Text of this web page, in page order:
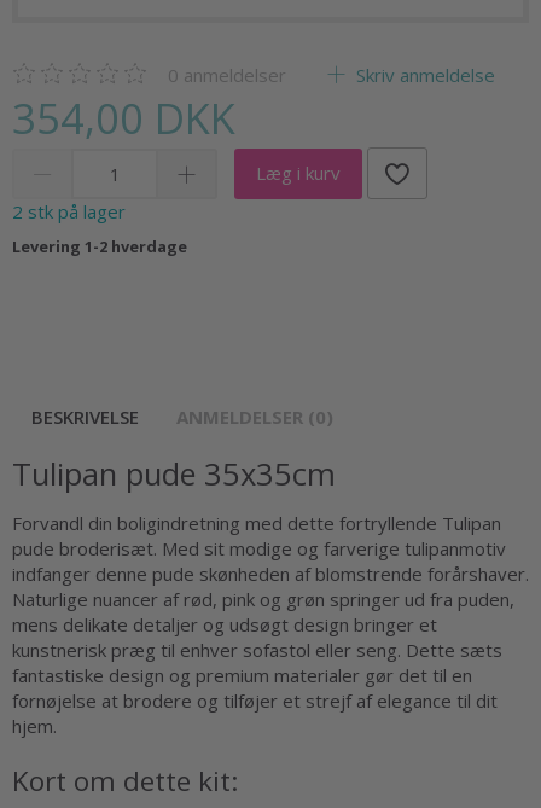
0 anmeldelser Skriv anmeldelse
354,00 DKK
Læg i kurv
2 stk på lager
Levering 1-2 hverdage
BESKRIVELSE ANMELDELSER (0)
Tulipan pude 35x35cm
Forvandl din boligindretning med dette fortryllende Tulipan
pude broderisæt. Med sit modige og farverige tulipanmotiv
indfanger denne pude skønheden af blomstrende forårshaver.
Naturlige nuancer af rød, pink og grøn springer ud fra puden,
mens delikate detaljer og udsøgt design bringer et
kunstnerisk præg til enhver sofastol eller seng. Dette sæts
fantastiske design og premium materialer gør det til en
fornøjelse at brodere og tilføjer et strejf af elegance til dit
hjem.
Kort om dette kit: